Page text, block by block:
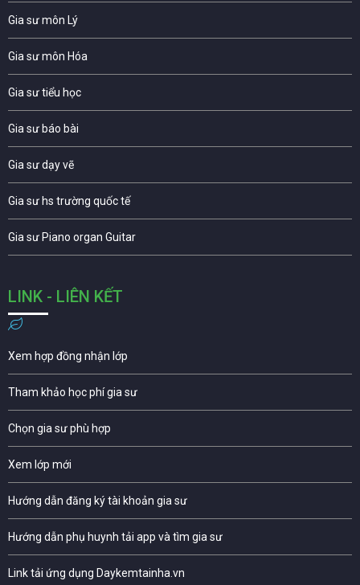
Gia sư môn Lý
Gia sư môn Hóa
Gia sư tiểu học
Gia sư báo bài
Gia sư dạy vẽ
Gia sư hs trường quốc tế
Gia sư Piano organ Guitar
LINK - LIÊN KẾT
Xem hợp đồng nhận lớp
Tham khảo học phí gia sư
Chọn gia sư phù hợp
Xem lớp mới
Hướng dẫn đăng ký tài khoản gia sư
Hướng dẫn phụ huynh tải app và tìm gia sư
Link tải ứng dụng Daykemtainha.vn